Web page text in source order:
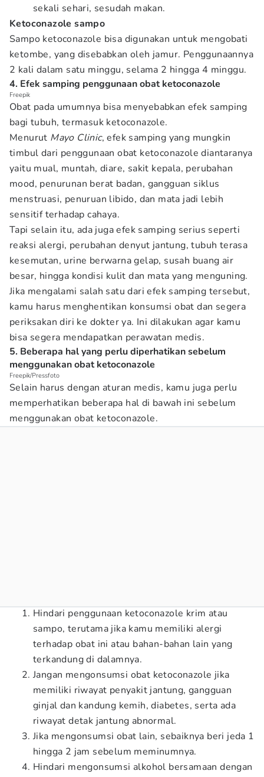
sekali sehari, sesudah makan.
Ketoconazole sampo
Sampo ketoconazole bisa digunakan untuk mengobati
ketombe, yang disebabkan oleh jamur. Penggunaannya
2 kali dalam satu minggu, selama 2 hingga 4 minggu.
4. Efek samping penggunaan obat ketoconazole
Freepik
Obat pada umumnya bisa menyebabkan efek samping
bagi tubuh, termasuk ketoconazole.
Menurut Mayo Clinic, efek samping yang mungkin
timbul dari penggunaan obat ketoconazole diantaranya
yaitu mual, muntah, diare, sakit kepala, perubahan
mood, penurunan berat badan, gangguan siklus
menstruasi, penuruan libido, dan mata jadi lebih
sensitif terhadap cahaya.
Tapi selain itu, ada juga efek samping serius seperti
reaksi alergi, perubahan denyut jantung, tubuh terasa
kesemutan, urine berwarna gelap, susah buang air
besar, hingga kondisi kulit dan mata yang menguning.
Jika mengalami salah satu dari efek samping tersebut,
kamu harus menghentikan konsumsi obat dan segera
periksakan diri ke dokter ya. Ini dilakukan agar kamu
bisa segera mendapatkan perawatan medis.
5. Beberapa hal yang perlu diperhatikan sebelum
menggunakan obat ketoconazole
Freepik/Pressfoto
Selain harus dengan aturan medis, kamu juga perlu
memperhatikan beberapa hal di bawah ini sebelum
menggunakan obat ketoconazole.
Hindari penggunaan ketoconazole krim atau
sampo, terutama jika kamu memiliki alergi
terhadap obat ini atau bahan-bahan lain yang
terkandung di dalamnya.
Jangan mengonsumsi obat ketoconazole jika
memiliki riwayat penyakit jantung, gangguan
ginjal dan kandung kemih, diabetes, serta ada
riwayat detak jantung abnormal.
Jika mengonsumsi obat lain, sebaiknya beri jeda 1
hingga 2 jam sebelum meminumnya.
Hindari mengonsumsi alkohol bersamaan dengan